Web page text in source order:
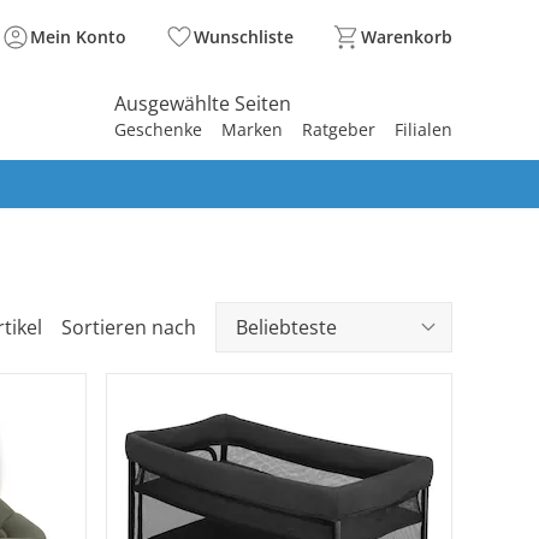
Mein Konto Wunschliste Warenkorb
Ausgewählte Seiten
Geschenke Marken Ratgeber Filialen
Sortieren nach